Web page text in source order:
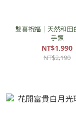
雙喜祝福｜天然和田
手鍊
NT$1,990
NT$2,190